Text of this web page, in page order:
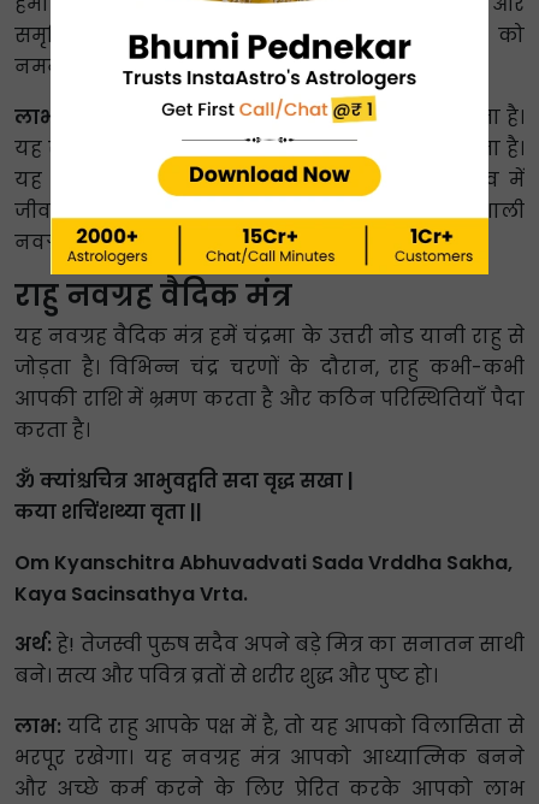
समृद्धि से भर जाएँ। हम शनि देव की शांतिपूर्ण शक्ति को
नमन करते हैं।
लाभ:
यह मंत्र आपको अपार मानसिक शांति प्रदान करता है।
यह साढ़े साती की चुनौतियों को दूर करने में मदद करता है।
यह सुख, धन और अच्छा स्वास्थ्य लाता है। यह वास्तव में
जीवन में बाधाओं को दूर करने के लिए एक शक्तिशाली
नवग्रह मंत्र है।
राहु नवग्रह वैदिक मंत्र
यह नवग्रह वैदिक मंत्र हमें चंद्रमा के उत्तरी नोड यानी राहु से
जोड़ता है। विभिन्न चंद्र चरणों के दौरान, राहु कभी-कभी
आपकी राशि में भ्रमण करता है और कठिन परिस्थितियाँ पैदा
करता है।
ॐ क्यांश्चचित्र आभुवद्वति सदा वृद्ध सखा |
कया शचिंशथ्या वृता ||
Om Kyanschitra Abhuvadvati Sada Vrddha Sakha,
Kaya Sacinsathya Vrta.
अर्थ: हे! तेजस्वी पुरुष सदैव अपने बड़े मित्र का सनातन साथी
बने। सत्य और पवित्र व्रतों से शरीर शुद्ध और पुष्ट हो।
लाभ: यदि राहु आपके पक्ष में है, तो यह आपको विलासिता से
भरपूर रखेगा। यह नवग्रह मंत्र आपको आध्यात्मिक बनने
और अच्छे कर्म करने के लिए प्रेरित करके आपको लाभ